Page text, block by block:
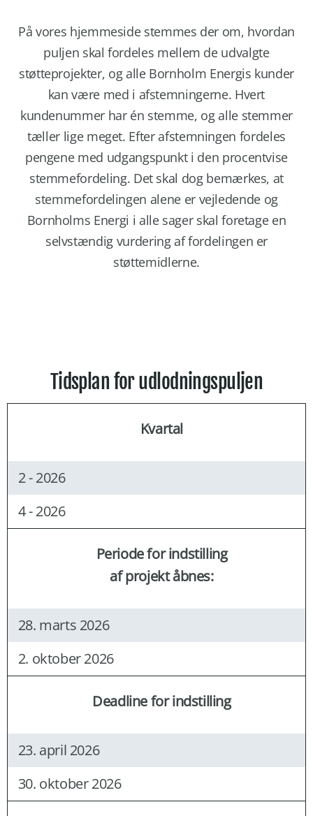
På vores hjemmeside stemmes der om, hvordan
puljen skal fordeles mellem de udvalgte
støtteprojekter, og alle Bornholm Energis kunder
kan være med i afstemningerne. Hvert
kundenummer har én stemme, og alle stemmer
tæller lige meget. Efter afstemningen fordeles
pengene med udgangspunkt i den procentvise
stemmefordeling. Det skal dog bemærkes, at
stemmefordelingen alene er vejledende og
Bornholms Energi i alle sager skal foretage en
selvstændig vurdering af fordelingen er
støttemidlerne.
Tidsplan for udlodningspuljen
Kvartal
2 - 2026
4 - 2026
Periode for indstilling
af projekt åbnes:
28. marts 2026
2. oktober 2026
Deadline for indstilling
23. april 2026
30. oktober 2026